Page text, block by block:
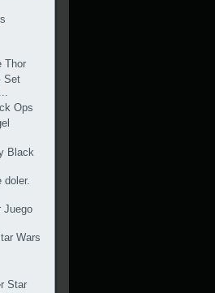
Thor
Set
Ops
Black
Juego
Wars
Star